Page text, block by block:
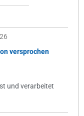
versprochen
und verarbeitet